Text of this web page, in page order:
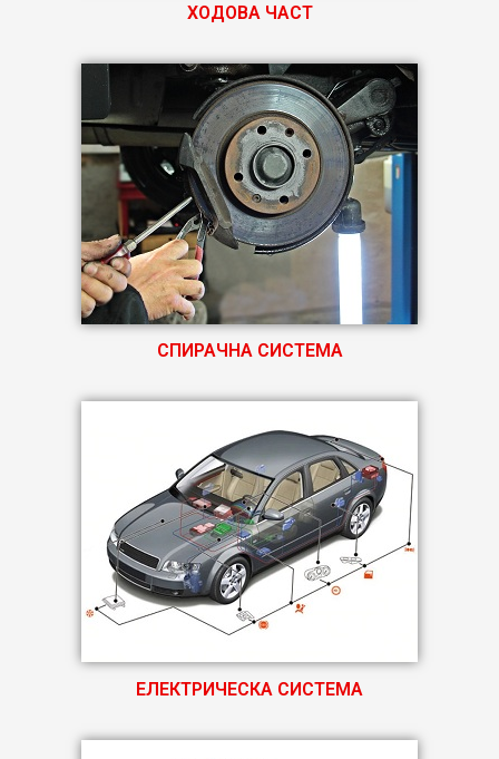
ХОДОВА ЧАСТ
СПИРАЧНА СИСТЕМА
ЕЛЕКТРИЧЕСКА СИСТЕМА